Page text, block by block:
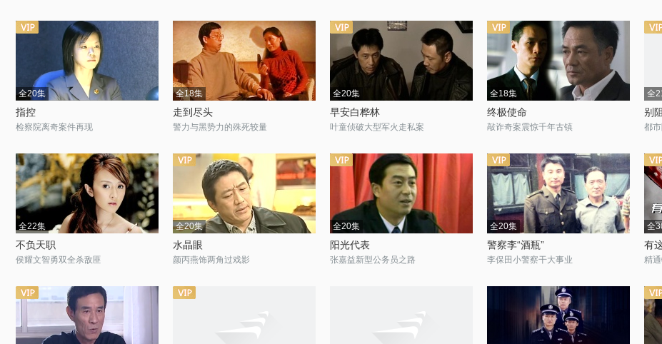
全20集
指控
检察院离奇案件再现
全18集
走到尽头
警力与黑势力的殊死较量
全20集
早安白桦林
叶童侦破大型军火走私案
全18集
终极使命
敲诈奇案震惊千年古镇
全
别
都
全22集
不负天职
侯耀文智勇双全杀敌匪
全20集
水晶眼
颜丙燕饰两角过戏影
全20集
阳光代表
张嘉益新型公务员之路
全20集
警察李“酒瓶”
李保田小警察干大事业
全
有
精